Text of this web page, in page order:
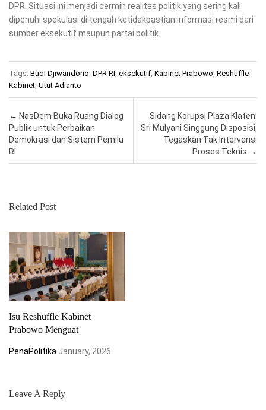
DPR. Situasi ini menjadi cermin realitas politik yang sering kali
dipenuhi spekulasi di tengah ketidakpastian informasi resmi dari
sumber eksekutif maupun partai politik.
Tags: Budi Djiwandono DPR RI eksekutif Kabinet Prabowo Reshuffle
Kabinet Utut Adianto
Post navigation
← NasDem Buka Ruang Dialog
Publik untuk Perbaikan
Demokrasi dan Sistem Pemilu
RI
Sidang Korupsi Plaza Klaten:
Sri Mulyani Singgung Disposisi,
Tegaskan Tak Intervensi
Proses Teknis →
Related Post
Isu Reshuffle Kabinet
Prabowo Menguat
PenaPolitika January, 2026
Leave A Reply